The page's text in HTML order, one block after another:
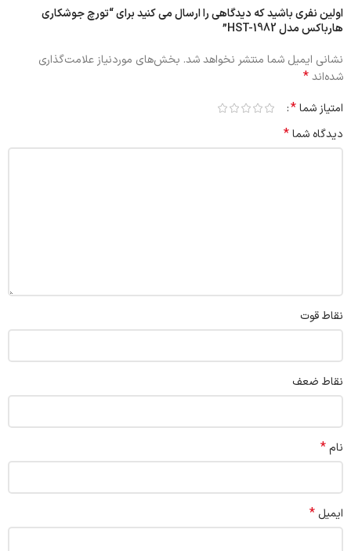
اولین نفری باشید که دیدگاهی را ارسال می کنید برای “تورچ جوشکاری
هارباکس مدل HST-1982”
نشانی ایمیل شما منتشر نخواهد شد. بخش‌های موردنیاز علامت‌گذاری
شده‌اند*
امتیاز شما*
دیدگاه شما*
نقاط قوت
نقاط ضعف
نام*
ایمیل *